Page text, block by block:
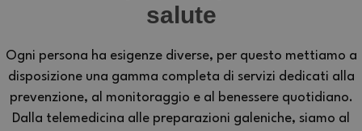
salute
Ogni persona ha esigenze diverse, per questo mettiamo a
disposizione una gamma completa di servizi dedicati alla
prevenzione, al monitoraggio e al benessere quotidiano.
Dalla telemedicina alle preparazioni galeniche, siamo al